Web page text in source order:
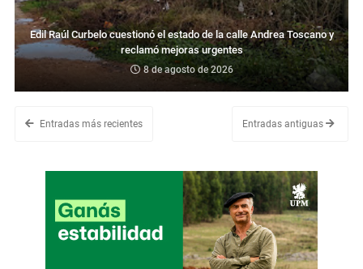
Edil Raúl Curbelo cuestionó el estado de la calle Andrea Toscano y
reclamó mejoras urgentes
8 de agosto de 2026
Entradas más recientes Entradas antiguas